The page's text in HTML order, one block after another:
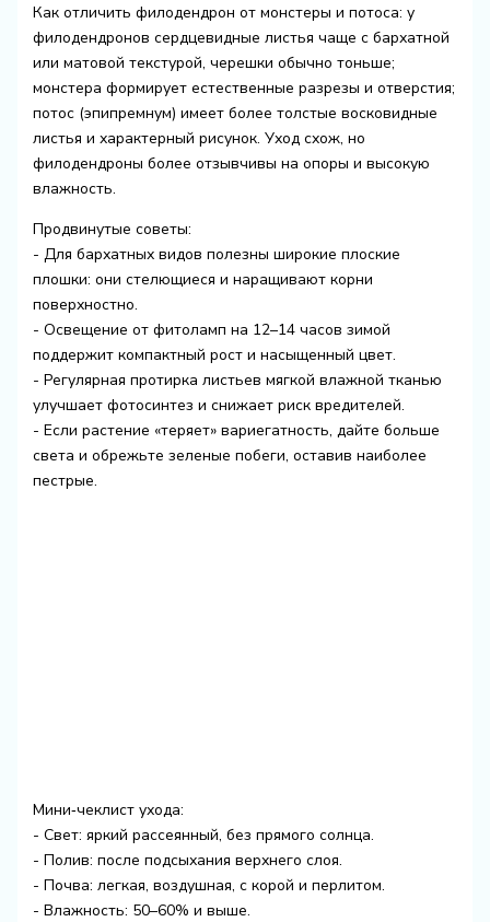
Как отличить филодендрон от монстеры и потоса: у
филодендронов сердцевидные листья чаще с бархатной
или матовой текстурой, черешки обычно тоньше;
монстера формирует естественные разрезы и отверстия;
потос (эпипремнум) имеет более толстые восковидные
листья и характерный рисунок. Уход схож, но
филодендроны более отзывчивы на опоры и высокую
влажность.
Продвинутые советы:
- Для бархатных видов полезны широкие плоские
плошки: они стелющиеся и наращивают корни
поверхностно.
- Освещение от фитоламп на 12–14 часов зимой
поддержит компактный рост и насыщенный цвет.
- Регулярная протирка листьев мягкой влажной тканью
улучшает фотосинтез и снижает риск вредителей.
- Если растение «теряет» вариегатность, дайте больше
света и обрежьте зеленые побеги, оставив наиболее
пестрые.
Мини‑чеклист ухода:
- Свет: яркий рассеянный, без прямого солнца.
- Полив: после подсыхания верхнего слоя.
- Почва: легкая, воздушная, с корой и перлитом.
- Влажность: 50–60% и выше.